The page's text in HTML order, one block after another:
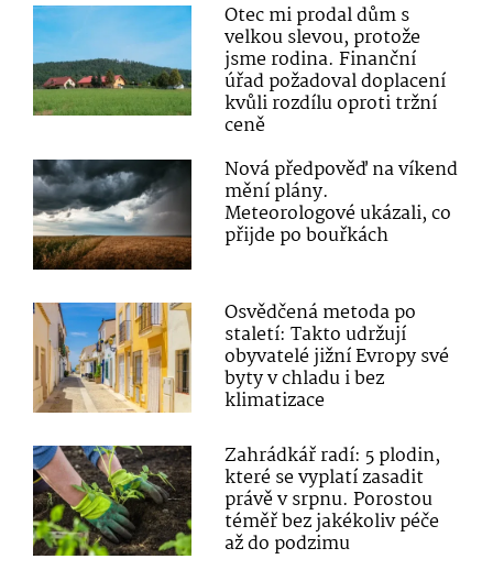
Otec mi prodal dům s
velkou slevou, protože
jsme rodina. Finanční
úřad požadoval doplacení
kvůli rozdílu oproti tržní
ceně
Nová předpověď na víkend
mění plány.
Meteorologové ukázali, co
přijde po bouřkách
Osvědčená metoda po
staletí: Takto udržují
obyvatelé jižní Evropy své
byty v chladu i bez
klimatizace
Zahrádkář radí: 5 plodin,
které se vyplatí zasadit
právě v srpnu. Porostou
téměř bez jakékoliv péče
až do podzimu